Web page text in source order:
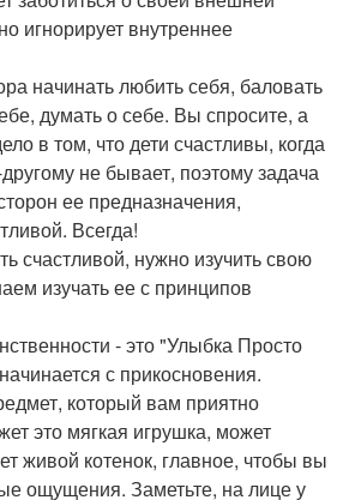
игнорирует внутреннее
начинать любить себя, баловать
думать о себе. Вы спросите, а
в том, что дети счастливы, когда
не бывает, поэтому задача
ее предназначения,
Всегда!
счастливой, нужно изучить свою
изучать ее с принципов
- это "Улыбка Просто
с прикосновения.
который вам приятно
это мягкая игрушка, может
живой котенок, главное, чтобы вы
ощущения. Заметьте, на лице у